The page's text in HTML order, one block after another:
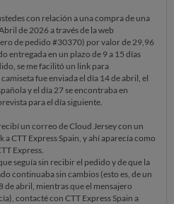
con relación a una compra de una
de 2026 a través de la web
de pedido #30370) por valor de 29,96
entregada en un plazo de 9 a 15 días
se me facilitó un link para
fue enviada el día 14 de abril, el
y el día 27 se encontraba en
para el día siguiente.
un correo de Cloud Jersey con un
CTT Express Spain, y ahí aparecía como
Express.
seguía sin recibir el pedido y de que la
continuaba sin cambios (esto es, de un
de abril, mientras que el mensajero
contacté con CTT Express Spain a